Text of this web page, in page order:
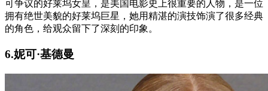
可争议的好莱坞女皇，是美国电影史上很重要的人物，是一位
拥有绝世美貌的好莱坞巨星，她用精湛的演技饰演了很多经典
的角色，给观众留下了深刻的印象。
6.妮可·基德曼